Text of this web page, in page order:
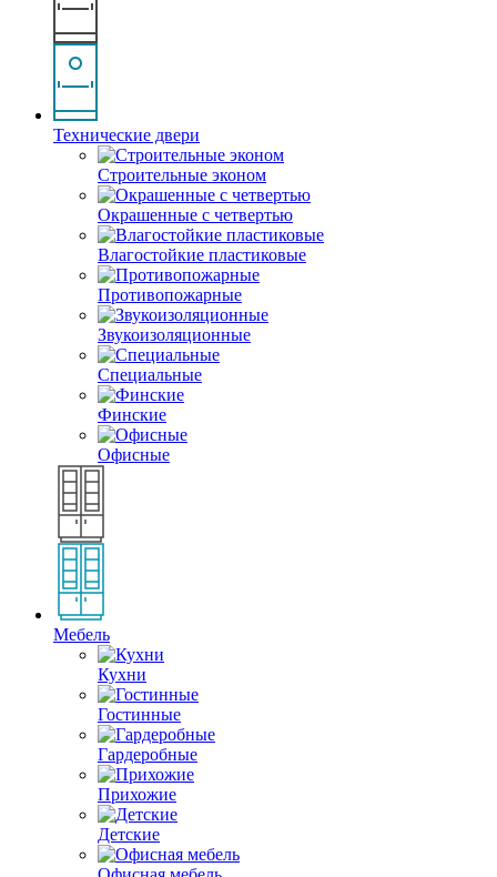
Технические двери
Строительные эконом
Окрашенные с четвертью
Влагостойкие пластиковые
Противопожарные
Звукоизоляционные
Специальные
Финские
Офисные
Мебель
Кухни
Гостинные
Гардеробные
Прихожие
Детские